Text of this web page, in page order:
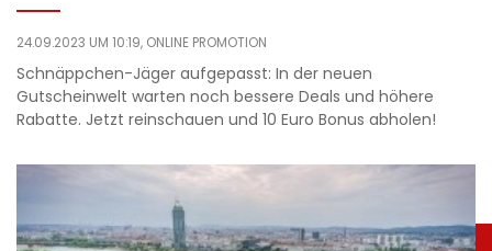
24.09.2023 UM 10:19, ONLINE PROMOTION
Schnäppchen-Jäger aufgepasst: In der neuen
Gutscheinwelt warten noch bessere Deals und höhere
Rabatte. Jetzt reinschauen und 10 Euro Bonus abholen!